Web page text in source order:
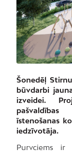
Šonedēļ
būvdarbi
izveidei.
īstenošanas
iedzīvotāja.
Purvciems ir